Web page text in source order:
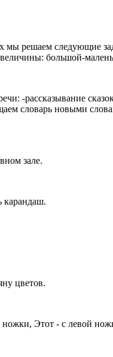
мы решаем следующие
большой-
-рассказывание
словарь новыми
зале.
карандаш.
цветов.
Этот - с левой